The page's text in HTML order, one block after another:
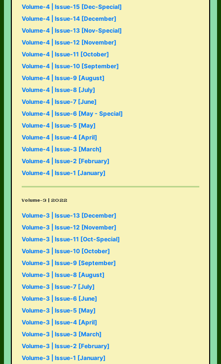
Volume-4 | Issue-15 [Dec-Special]
Volume-4 | Issue-14 [December]
Volume-4 | Issue-13 [Nov-Special]
Volume-4 | Issue-12 [November]
Volume-4 | Issue-11 [October]
Volume-4 | Issue-10 [September]
Volume-4 | Issue-9 [August]
Volume-4 | Issue-8 [July]
Volume-4 | Issue-7 [June]
Volume-4 | Issue-6 [May - Special]
Volume-4 | Issue-5 [May]
Volume-4 | Issue-4 [April]
Volume-4 | Issue-3 [March]
Volume-4 | Issue-2 [February]
Volume-4 | Issue-1 [January]
Volume-3 | 2022
Volume-3 | Issue-13 [December]
Volume-3 | Issue-12 [November]
Volume-3 | Issue-11 [Oct-Special]
Volume-3 | Issue-10 [October]
Volume-3 | Issue-9 [September]
Volume-3 | Issue-8 [August]
Volume-3 | Issue-7 [July]
Volume-3 | Issue-6 [June]
Volume-3 | Issue-5 [May]
Volume-3 | Issue-4 [April]
Volume-3 | Issue-3 [March]
Volume-3 | Issue-2 [February]
Volume-3 | Issue-1 [January]